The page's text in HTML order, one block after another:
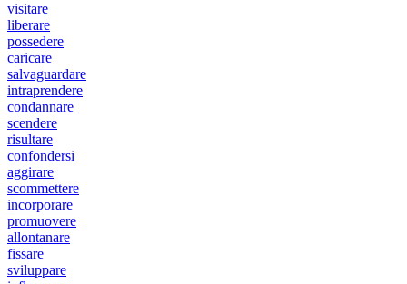
visitare
liberare
possedere
caricare
salvaguardare
intraprendere
condannare
scendere
risultare
confondersi
aggirare
scommettere
incorporare
promuovere
allontanare
fissare
sviluppare